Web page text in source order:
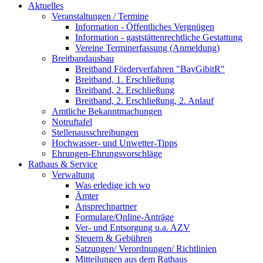
Aktuelles
Veranstaltungen / Termine
Information - Öffentliches Vergnügen
Information - gaststättenrechtliche Gestattung
Vereine Terminerfassung (Anmeldung)
Breitbandausbau
Breitband Förderverfahren "BayGibitR"
Breitband, 1. Erschließung
Breitband, 2. Erschließung
Breitband, 2. Erschließung, 2. Anlauf
Amtliche Bekanntmachungen
Notruftafel
Stellenausschreibungen
Hochwasser- und Unwetter-Tipps
Ehrungen-Ehrungsvorschläge
Rathaus & Service
Verwaltung
Was erledige ich wo
Ämter
Ansprechpartner
Formulare/Online-Anträge
Ver- und Entsorgung u.a. AZV
Steuern & Gebühren
Satzungen/ Verordnungen/ Richtlinien
Mitteilungen aus dem Rathaus